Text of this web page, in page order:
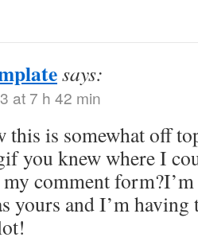
says:
at 7 h 42 min
is somewhat off
you knew where I
comment
yours and I’m